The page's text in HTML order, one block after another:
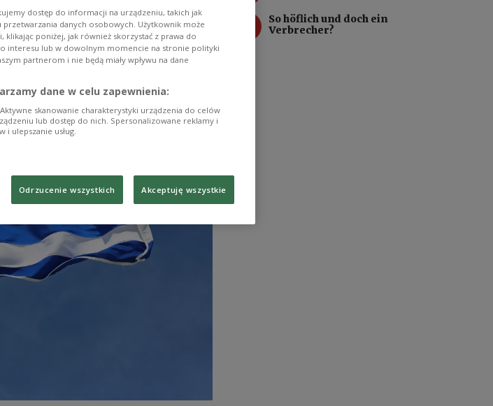
So höflich und doch ein
Verbrecher?
dostęp do informacji na urządzeniu, takich jak
danych osobowych. Użytkownik może
klikając poniżej, jak również skorzystać z prawa do
interesu lub w dowolnym momencie na stronie polityki
partnerom i nie będą miały wpływu na dane
dane w celu zapewnienia:
skanowanie charakterystyki urządzenia do celów
lub dostęp do nich. Spersonalizowane reklamy i
ulepszanie usług.
Odrzucenie wszystkich Akceptuję wszystkie